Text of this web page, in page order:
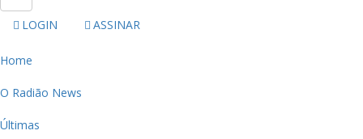
LOGIN ASSINAR
Home
O Radião News
Últimas